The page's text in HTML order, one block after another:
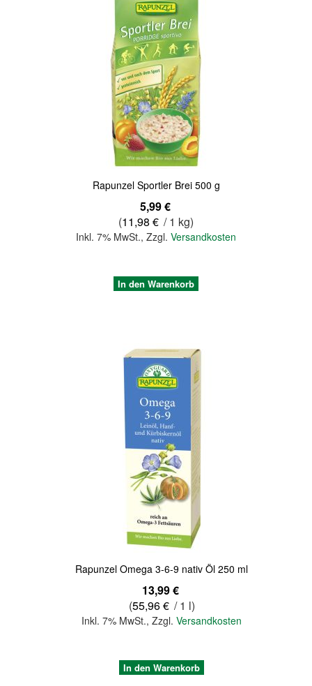
Rapunzel Sportler Brei 500 g
5,99 €
(11,98 € / 1 kg)
Inkl. 7% MwSt., Zzgl. Versandkosten
In den Warenkorb
Rapunzel Omega 3-6-9 nativ Öl 250 ml
13,99 €
(55,96 € / 1 l)
Inkl. 7% MwSt.,Zzgl.Versandkosten
In den Warenkorb